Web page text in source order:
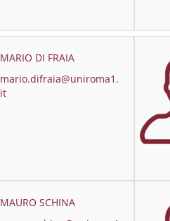
MARIO DI FRAIA
mario.difraia@uniroma1.
it
MAURO SCHINA